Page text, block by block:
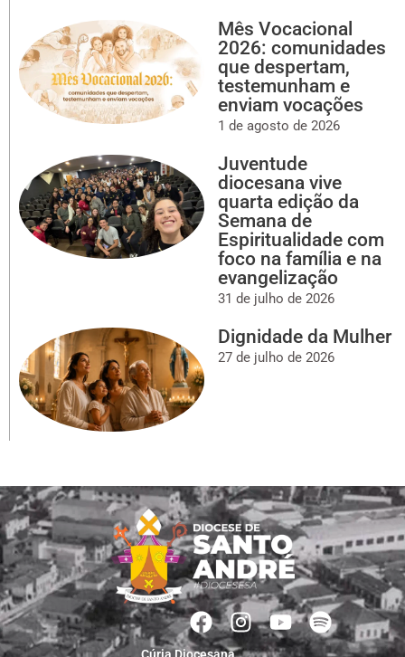
Mês Vocacional
2026: comunidades
que despertam,
testemunham e
enviam vocações
1 de agosto de 2026
Juventude
diocesana vive
quarta edição da
Semana de
Espiritualidade com
foco na família e na
evangelização
31 de julho de 2026
Dignidade da Mulher
27 de julho de 2026
Cúria Diocesana